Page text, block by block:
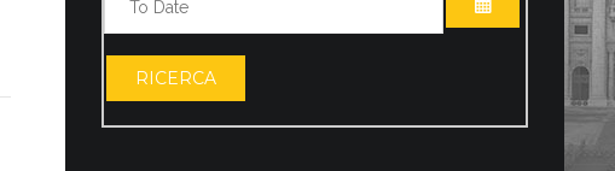
ABRIR EL
RICERCA